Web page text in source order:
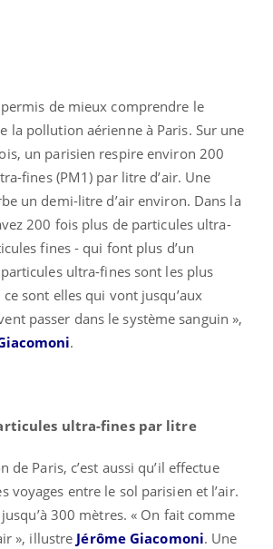
permis de mieux comprendre le
la pollution aérienne à Paris. Sur une
un parisien respire environ 200
fines (PM1) par litre d’air. Une
un demi-litre d’air environ. Dans la
200 fois plus de particules ultra-
fines - qui font plus d’un
ultra-fines sont les plus
sont elles qui vont jusqu’aux
passer dans le système sanguin »,
.
ultra-fines par litre
de Paris, c’est aussi qu’il effectue
voyages entre le sol parisien et l’air.
300 mètres. « On fait comme
», illustre Jérôme Giacomoni. Une